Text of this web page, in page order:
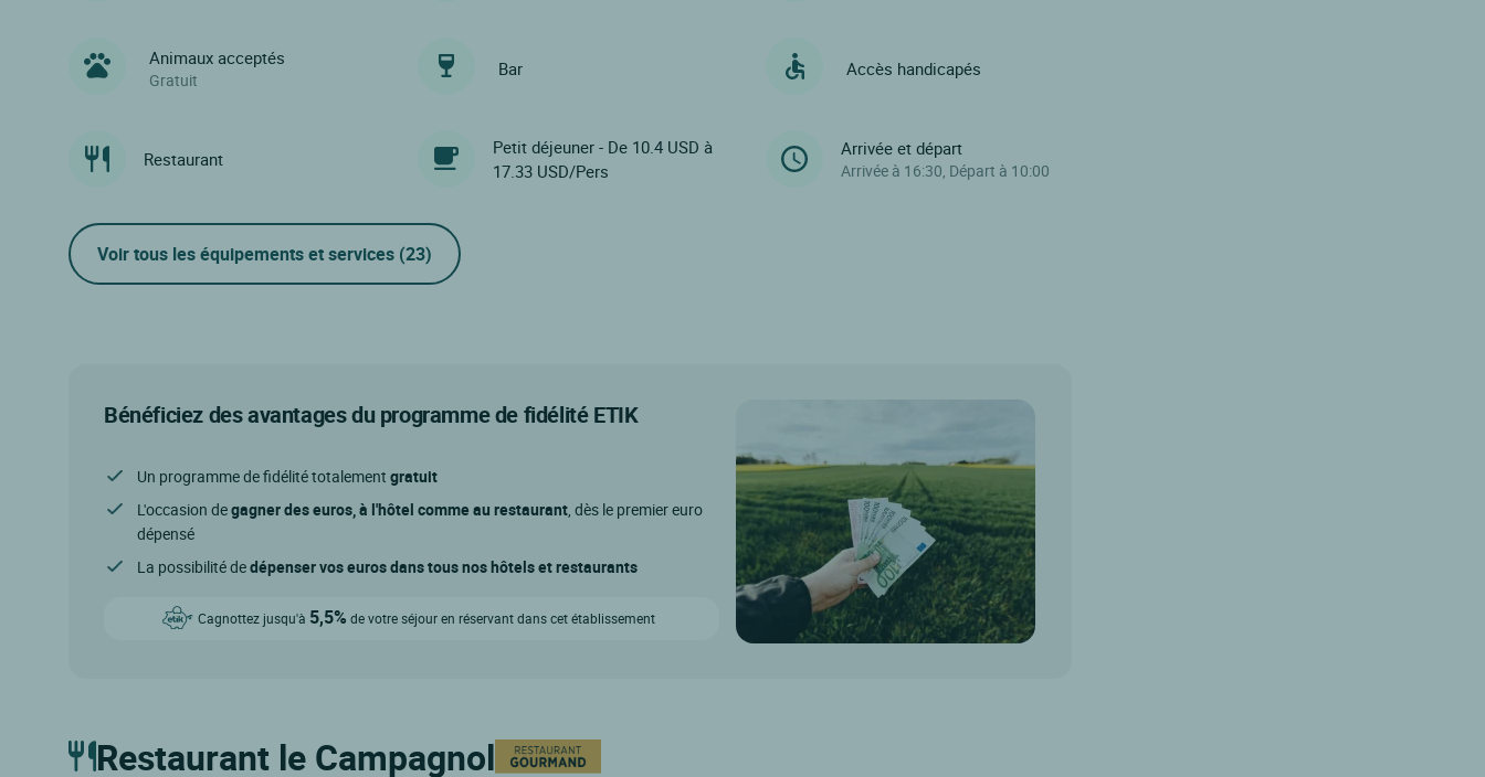
Animaux acceptés
Gratuit
Bar Accès handicapés
Restaurant
Petit déjeuner - De 10.4 USD à
17.33 USD/Pers
Arrivée et départ
Arrivée à 16:30, Départ à 10:00
Voir tous les équipements et services (23)
Bénéficiez des avantages du programme de fidélité ETIK
Un programme de fidélité totalement gratuit
L'occasion degagner des euros, à l'hôtel comme au restaurant , dès le premier euro
dépensé
La possibilité dedépenser vos euros dans tous nos hôtels et restaurants
Cagnottez jusqu'à 5,5% de votre séjour en réservant dans cet établissement
Restaurant le Campagnol